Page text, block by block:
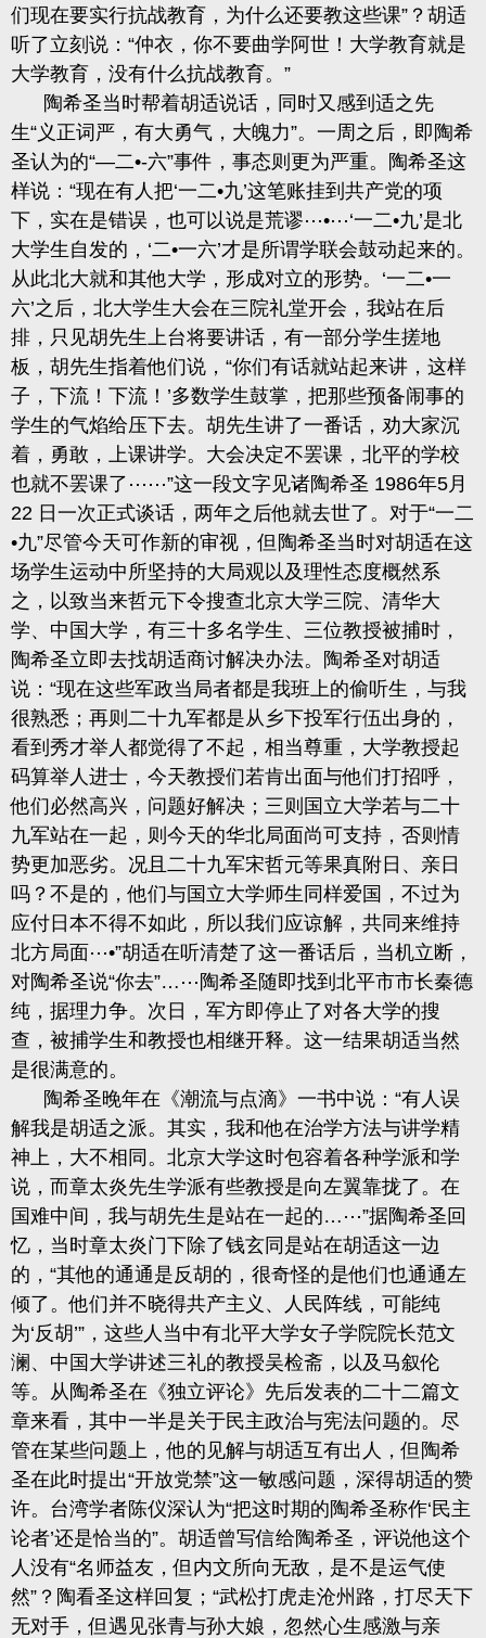
们现在要实行抗战教育，为什么还要教这些课”？胡适
听了立刻说：“仲衣，你不要曲学阿世！大学教育就是
大学教育，没有什么抗战教育。”
陶希圣当时帮着胡适说话，同时又感到适之先
生“义正词严，有大勇气，大魄力”。一周之后，即陶希
圣认为的“—二•-六”事件，事态则更为严重。陶希圣这
样说：“现在有人把‘一二•九’这笔账挂到共产党的项
下，实在是错误，也可以说是荒谬⋯•⋯‘一二•九’是北
大学生自发的，‘二•一六’才是所谓学联会鼓动起来的。
从此北大就和其他大学，形成对立的形势。‘一二•一
六’之后，北大学生大会在三院礼堂开会，我站在后
排，只见胡先生上台将要讲话，有一部分学生搓地
板，胡先生指着他们说，“你们有话就站起来讲，这样
子，下流！下流！’多数学生鼓掌，把那些预备闹事的
学生的气焰给压下去。胡先生讲了一番话，劝大家沉
着，勇敢，上课讲学。大会决定不罢课，北平的学校
也就不罢课了⋯⋯”这一段文字见诸陶希圣 1986年5月
22 日一次正式谈话，两年之后他就去世了。对于“一二
•九”尽管今天可作新的审视，但陶希圣当时对胡适在这
场学生运动中所坚持的大局观以及理性态度概然系
之，以致当来哲元下令搜查北京大学三院、清华大
学、中国大学，有三十多名学生、三位教授被捕时，
陶希圣立即去找胡适商讨解决办法。陶希圣对胡适
说：“现在这些军政当局者都是我班上的偷听生，与我
很熟悉；再则二十九军都是从乡下投军行伍出身的，
看到秀才举人都觉得了不起，相当尊重，大学教授起
码算举人进士，今天教授们若肯出面与他们打招呼，
他们必然高兴，问题好解决；三则国立大学若与二十
九军站在一起，则今天的华北局面尚可支持，否则情
势更加恶劣。况且二十九军宋哲元等果真附日、亲日
吗？不是的，他们与国立大学师生同样爱国，不过为
应付日本不得不如此，所以我们应谅解，共同来维持
北方局面⋯•”胡适在听清楚了这一番话后，当机立断，
对陶希圣说“你去”…⋯陶希圣随即找到北平市市长秦德
纯，据理力争。次日，军方即停止了对各大学的搜
查，被捕学生和教授也相继开释。这一结果胡适当然
是很满意的。
陶希圣晚年在《潮流与点滴》一书中说：“有人误
解我是胡适之派。其实，我和他在治学方法与讲学精
神上，大不相同。北京大学这时包容着各种学派和学
说，而章太炎先生学派有些教授是向左翼靠拢了。在
国难中间，我与胡先生是站在一起的…⋯”据陶希圣回
忆，当时章太炎门下除了钱玄同是站在胡适这一边
的，“其他的通通是反胡的，很奇怪的是他们也通通左
倾了。他们并不晓得共产主义、人民阵线，可能纯
为‘反胡’”，这些人当中有北平大学女子学院院长范文
澜、中国大学讲述三礼的教授吴检斋，以及马叙伦
等。从陶希圣在《独立评论》先后发表的二十二篇文
章来看，其中一半是关于民主政治与宪法问题的。尽
管在某些问题上，他的见解与胡适互有出人，但陶希
圣在此时提出“开放党禁”这一敏感问题，深得胡适的赞
许。台湾学者陈仪深认为“把这时期的陶希圣称作‘民主
论者’还是恰当的”。胡适曾写信给陶希圣，评说他这个
人没有“名师益友，但内文所向无敌，是不是运气使
然”？陶看圣这样回复；“武松打虎走沧州路，打尽天下
无对手，但遇见张青与孙大娘，忽然心生感激与亲